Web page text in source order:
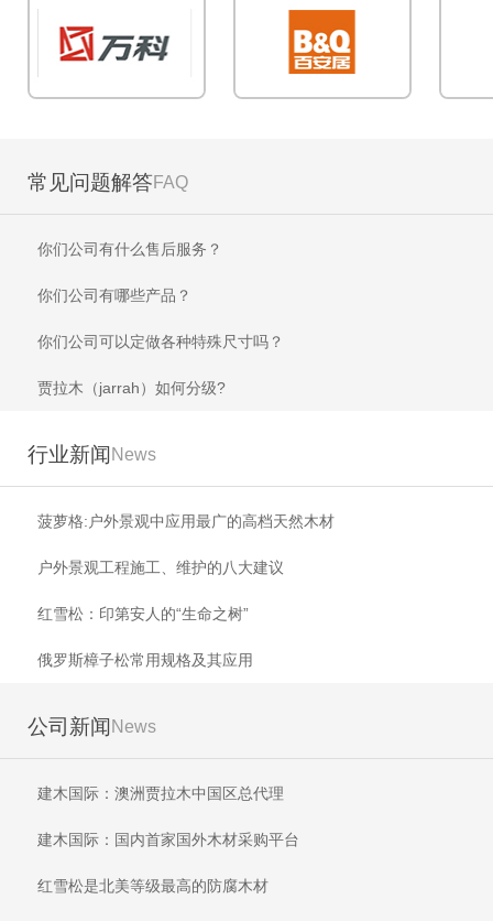
常见问题解答 FAQ
你们公司有什么售后服务？
你们公司有哪些产品？
你们公司可以定做各种特殊尺寸吗？
贾拉木（jarrah）如何分级?
行业新闻 News
菠萝格:户外景观中应用最广的高档天然木材
户外景观工程施工、维护的八大建议
红雪松：印第安人的“生命之树”
俄罗斯樟子松常用规格及其应用
公司新闻 News
建木国际：澳洲贾拉木中国区总代理
建木国际：国内首家国外木材采购平台
红雪松是北美等级最高的防腐木材